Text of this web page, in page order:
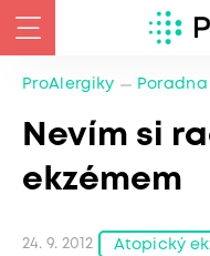
ProAlergiky Poradna
Nevím si
ekzémem
24. 9. 2012 Atopický